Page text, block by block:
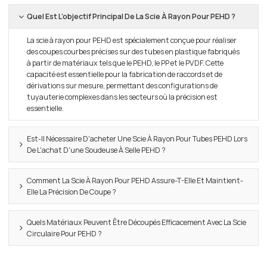
Quel Est L'objectif Principal De La Scie À Rayon Pour PEHD ?
La scie à rayon pour PEHD est spécialement conçue pour réaliser
des coupes courbes précises sur des tubes en plastique fabriqués
à partir de matériaux tels que le PEHD, le PP et le PVDF. Cette
capacité est essentielle pour la fabrication de raccords et de
dérivations sur mesure, permettant des configurations de
tuyauterie complexes dans les secteurs où la précision est
essentielle.
Est-Il Nécessaire D'acheter Une Scie À Rayon Pour Tubes PEHD Lors
De L'achat D'une Soudeuse À Selle PEHD ?
Comment La Scie À Rayon Pour PEHD Assure-T-Elle Et Maintient-
Elle La Précision De Coupe ?
Quels Matériaux Peuvent Être Découpés Efficacement Avec La Scie
Circulaire Pour PEHD ?